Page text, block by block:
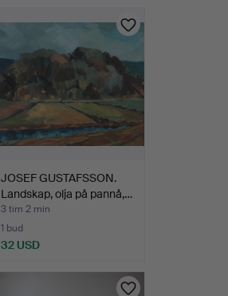
JOSEF GUSTAFSSON.
Landskap, olja på pannå,…
3 tim 2 min
1 bud
32 USD